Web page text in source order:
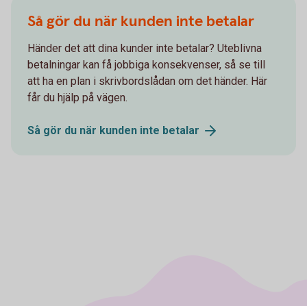
Så gör du när kunden inte betalar
Händer det att dina kunder inte betalar? Uteblivna
betalningar kan få jobbiga konsekvenser, så se till
att ha en plan i skrivbordslådan om det händer. Här
får du hjälp på vägen.
Så gör du när kunden inte betalar